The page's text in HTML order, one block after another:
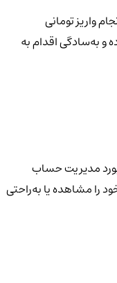
واریز تومانی
به‌سادگی اقدام به
مدیریت حساب
را مشاهده یا به‌راحتی